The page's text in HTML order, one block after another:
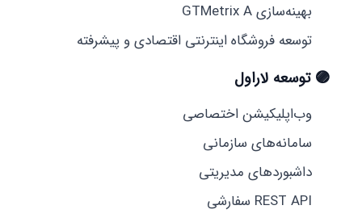
بهینه‌سازی GTMetrix A
توسعه فروشگاه اینترنتی اقتصادی و پیشرفته
🟣 توسعه لاراول
وب‌اپلیکیشن اختصاصی
سامانه‌های سازمانی
داشبوردهای مدیریتی
REST API سفارشی